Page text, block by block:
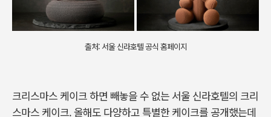
출처: 서울 신라호텔 공식 홈페이지
크리스마스 케이크 하면 빼놓을 수 없는 서울 신라호텔의 크리
스마스 케이크. 올해도 다양하고 특별한 케이크를 공개했는데